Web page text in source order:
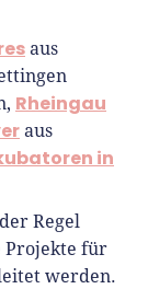
aus
Rheingau
aus
in
Regel
Projekte für
werden.